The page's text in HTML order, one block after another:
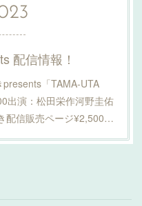
配信情報！
「TAMA-UTA
出演：松田栄作河野圭佑
配信販売ページ¥2,500…